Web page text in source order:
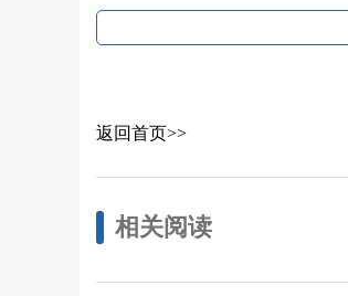
返回首页>>
相关阅读